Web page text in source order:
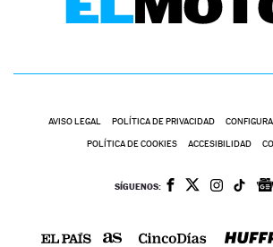
AVISO LEGAL POLÍTICA DE PRIVACIDAD
POLÍTICA DE COOKIES ACCESIBILIDAD
SÍGUENOS: